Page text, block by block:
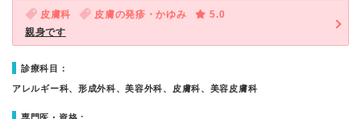
皮膚科 皮膚の発疹・かゆみ
5.0
親身です
診療科目：
アレルギー科、形成外科、美容外科、皮膚科、美容皮膚科